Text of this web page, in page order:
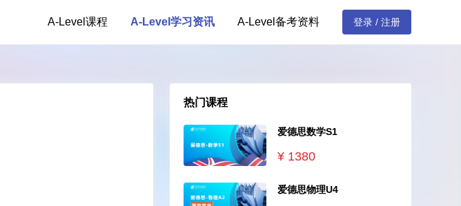
A-Level课程 A-Level学习资讯 A-Level备考资料 登录 / 注册
热门课程
爱德思数学S1
¥ 1380
爱德思物理U4